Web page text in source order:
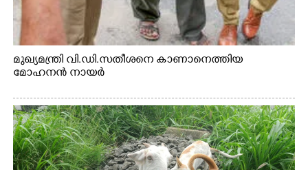
മുഖ്യമന്ത്രി വി.ഡി.സതീശനെ കാണാനെത്തിയ
മോഹനൻ നായർ